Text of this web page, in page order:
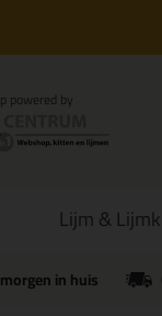
Lijm &
morgen in huis